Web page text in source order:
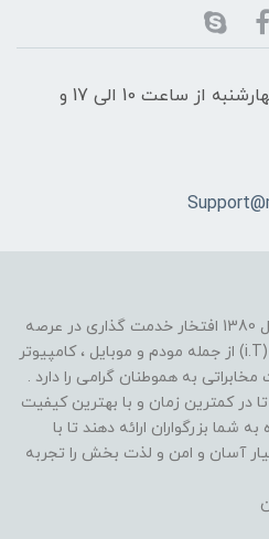
زمان پاسخگویی از شنبه تا چهارشنبه از ساعت 10 الی 17 و
فروشگاه موبایل آی تی تل از سال 1380 افتخار خدمت گذاری در عرصه
تولید و توزیع محصولات آی تی (i.T) از جمله مودم و موبایل ، کامپیوتر
به هموطنان گرامی را دارد .
در کمترین زمان و با بهترین کیفیت
شما بزرگواران ارائه دهند تا با
آسان و امن و لذت بخش را تجربه